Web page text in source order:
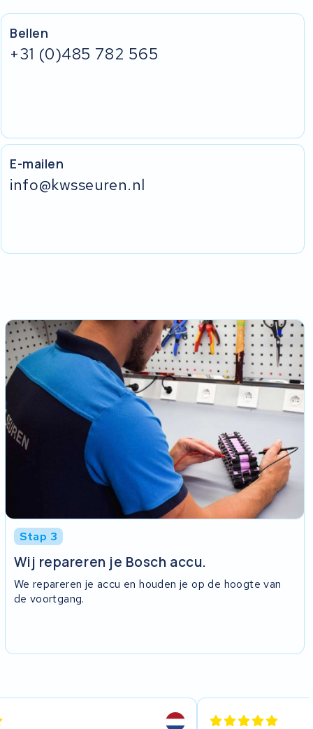
Bellen
+31 (0)485 782 565
E-mailen
info@kwsseuren.nl
Stap 3
Wij repareren je Bosch accu.
We repareren je accu en houden je op de hoogte van
de voortgang.